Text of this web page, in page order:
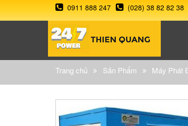
0911 888 247 (028) 38 82 82 38
Trang chủ Sản Phẩm Máy Phát